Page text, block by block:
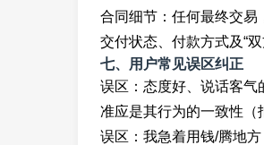
合同细节：任何最终交易
交付状态、付款方式及“
七、用户常见误区纠正
误区：态度好、说话客气
准应是其行为的一致性（
误区：我急着用钱/腾地